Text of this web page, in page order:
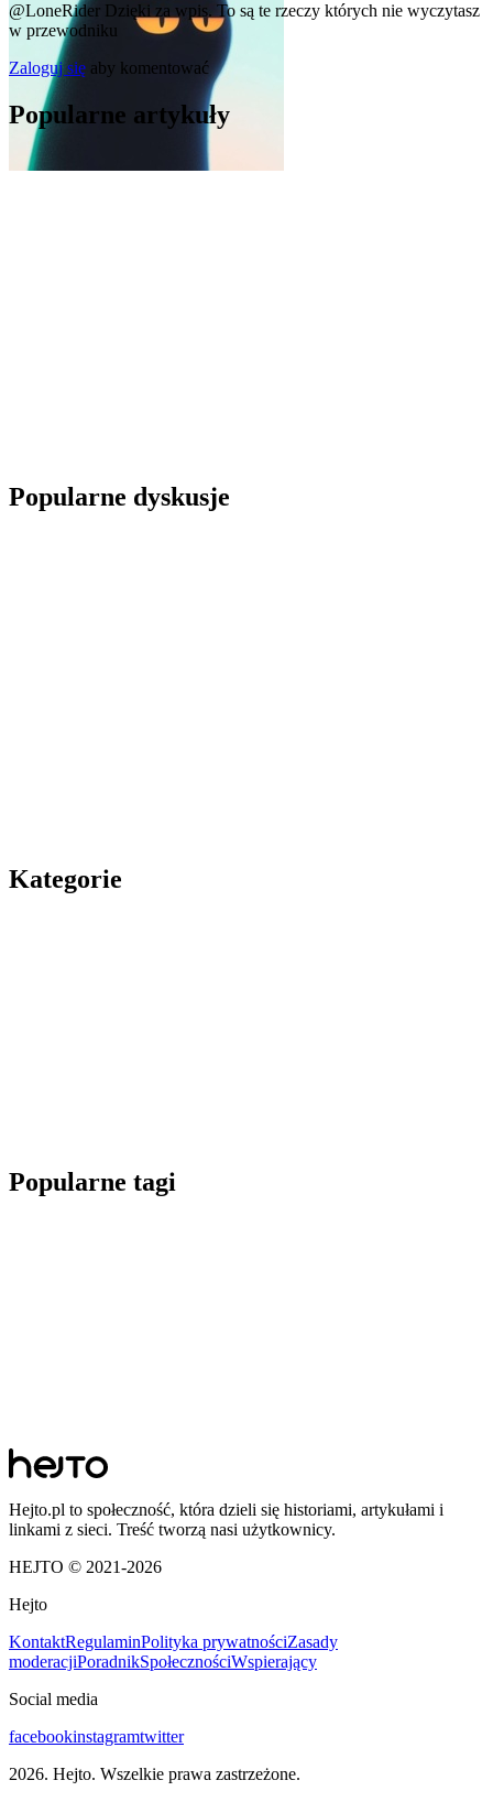
@LoneRider Dzięki za wpis. To są te rzeczy których nie wyczytasz
w przewodniku
Zaloguj się aby komentować
Popularne artykuły
Popularne dyskusje
Kategorie
Popularne tagi
Hejto.pl to społeczność, która dzieli się historiami, artykułami i
linkami z sieci. Treść tworzą nasi użytkownicy.
HEJTO © 2021-2026
Hejto
KontaktRegulaminPolityka prywatnościZasady
moderacjiPoradnikSpołecznościWspierający
Social media
facebookinstagramtwitter
2026. Hejto. Wszelkie prawa zastrzeżone.